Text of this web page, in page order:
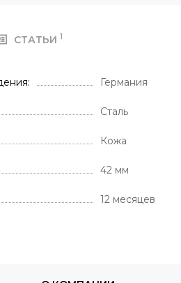
СТАТЬИ 1
Германия
Сталь
Кожа
42 мм
12 месяцев